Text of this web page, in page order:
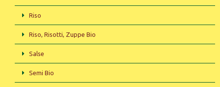
Riso
Riso, Risotti, Zuppe Bio
Salse
Semi Bio